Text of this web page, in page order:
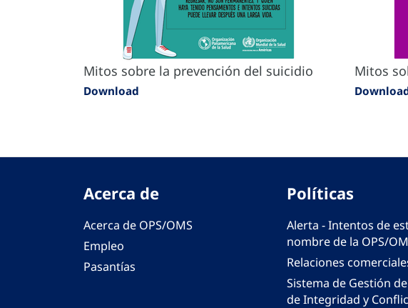
Mitos sobre la prevención del suicidio
Download
Mitos
Acerca de
Acerca de OPS/OMS
Empleo
Pasantías
Políticas
Alerta - Intentos de
nombre de la OPS/
Relaciones
Sistema de Gestión
de Integridad y